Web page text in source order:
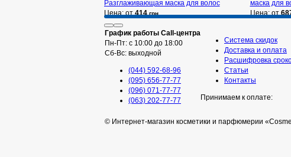
Разглаживающая маска для волос
Цена: от414грн
маска для
Цена: от
График работы Call-центра
Пн-Пт: с 10:00 до 18:00
Сб-Вс: выходной
(044) 592-68-96
(095) 656-77-77
(096) 071-77-77
(063) 202-77-77
Система скидок
Доставка и оплата
Расшифровка
Статьи
Контакты
Принимаем к оплате:
© Интернет-магазин косметики и парфюмерии